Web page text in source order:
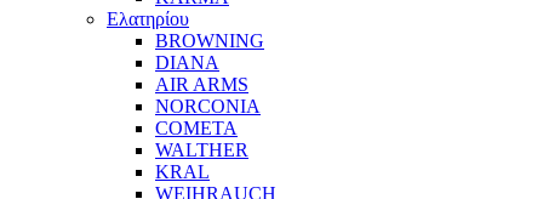
Ελατηρίου
BROWNING
DIANA
AIR ARMS
NORCONIA
COMETA
WALTHER
KRAL
WEIHRAUCH